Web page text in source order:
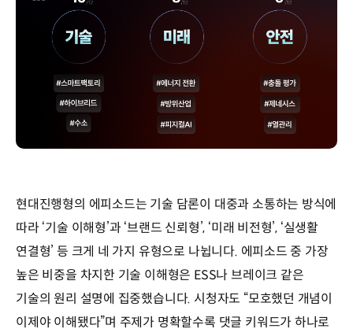
현대진행형의 에피소드는 기술 담론이 대중과 소통하는 방식에
따라 ‘기술 이해형’과 ‘브랜드 신뢰형’, ‘미래 비전형’, ‘실생활
연결형’ 등 크게 네 가지 유형으로 나뉩니다. 에피소드 중 가장
높은 비중을 차지한 기술 이해형은 ESS나 브레이크 같은
기술의 원리 설명에 집중했습니다. 시청자도 “모호했던 개념이
이제야 이해됐다”며 주제가 명확할수록 댓글 키워드가 하나로